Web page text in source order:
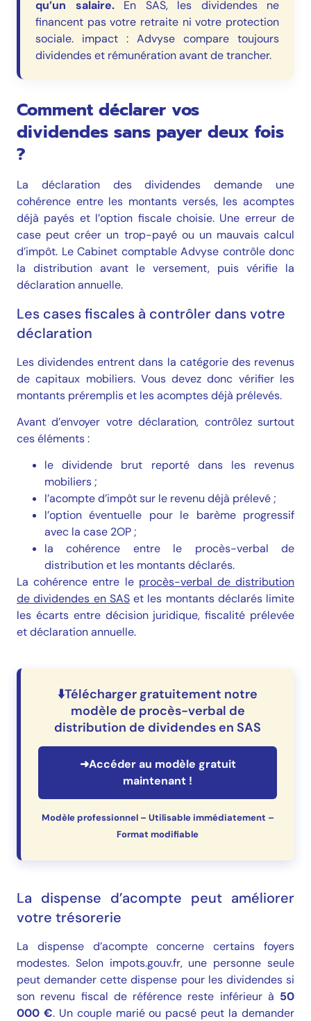
qu’un salaire. En SAS, les dividendes ne
financent pas votre retraite ni votre protection
sociale. impact : Advyse compare toujours
dividendes et rémunération avant de trancher.
Comment déclarer vos
dividendes sans payer deux fois
?
La déclaration des dividendes demande une
cohérence entre les montants versés, les acomptes
déjà payés et l’option fiscale choisie. Une erreur de
case peut créer un trop-payé ou un mauvais calcul
d’impôt. Le Cabinet comptable Advyse contrôle donc
la distribution avant le versement, puis vérifie la
déclaration annuelle.
Les cases fiscales à contrôler dans votre
déclaration
Les dividendes entrent dans la catégorie des revenus
de capitaux mobiliers. Vous devez donc vérifier les
montants préremplis et les acomptes déjà prélevés.
Avant d’envoyer votre déclaration, contrôlez surtout
ces éléments :
le dividende brut reporté dans les revenus
mobiliers ;
l’acompte d’impôt sur le revenu déjà prélevé ;
l’option éventuelle pour le barème progressif
avec la case 2OP ;
la cohérence entre le procès-verbal de
distribution et les montants déclarés.
La cohérence entre le procès-verbal de distribution
de dividendes en SASet les montants déclarés limite
les écarts entre décision juridique, fiscalité prélevée
et déclaration annuelle.
⬇️Télécharger gratuitement notre
modèle de procès-verbal de
distribution de dividendes en SAS
➜Accéder au modèle gratuit
maintenant !
Modèle professionnel – Utilisable immédiatement –
Format modifiable
La dispense d’acompte peut améliorer
votre trésorerie
La dispense d’acompte concerne certains foyers
modestes. Selon impots.gouv.fr, une personne seule
peut demander cette dispense pour les dividendes si
son revenu fiscal de référence reste inférieur à 50
000 €. Un couple marié ou pacsé peut la demander